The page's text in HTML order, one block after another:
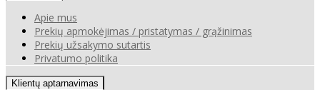
Apie mus
Prekių apmokėjimas / pristatymas / grąžinimas
Prekių užsakymo sutartis
Privatumo politika
Klientų aptarnavimas